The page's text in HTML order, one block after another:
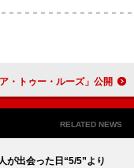
サイラス、心揺さぶるバラード「モア・トゥー・ルーズ」公開
RELATED NEWS
出会った日“5/5”より